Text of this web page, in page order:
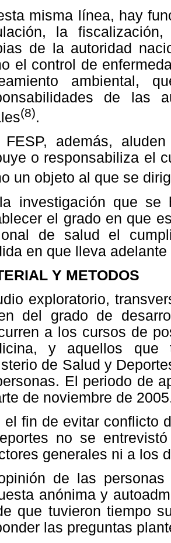
misma línea, hay
la
de la autoridad
el control de
ambiental,
de las
(8).
FESP, además,
o responsabiliza el
un objeto al que se
investigación que se
el grado en que
de salud el
en que lleva
Y METODOS
exploratorio,
del grado de
a los cursos de
y aquellos
de Salud y
El periodo de
de noviembre de
el fin de evitar conflicto
no se
generales ni a los
de las
anónima y
que tuvieron tiempo
las preguntas